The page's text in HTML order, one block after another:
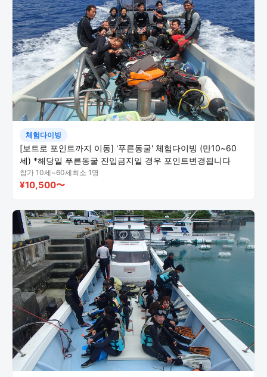
체험다이빙
[보트로 포인트까지 이동] '푸른동굴' 체험다이빙 (만10~60
세) *해당일 푸른동굴 진입금지일 경우 포인트변경됩니다
참가 10세~60세최소 1명
¥10,500〜